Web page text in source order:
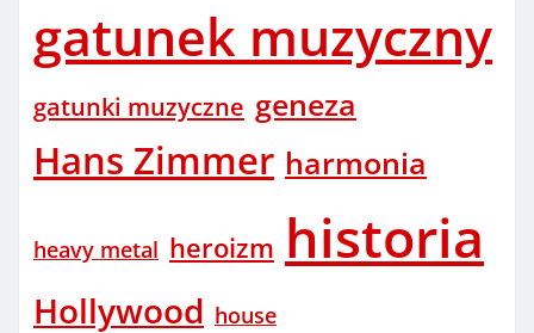
gatunek muzyczny
gatunki muzyczne geneza
Hans Zimmer harmonia
heavy metal heroizm historia
Hollywood house